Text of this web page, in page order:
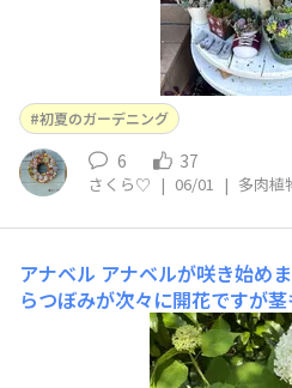
初夏のガーデニング
6 37
さくら♡ | 06/01 | 多肉植
アナベル アナベルが咲き始め
らつぼみが次々に開花ですが
🌀が心配です😟